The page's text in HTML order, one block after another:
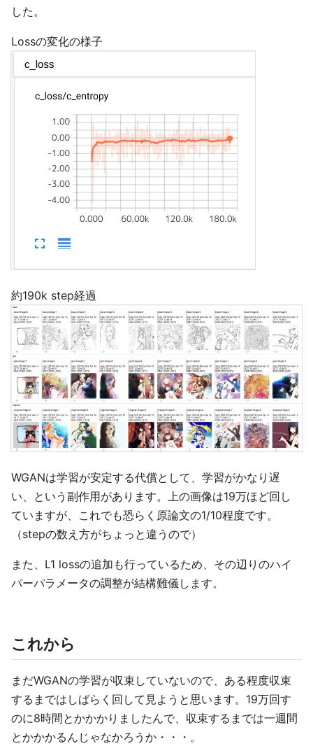
した。
Lossの変化の様子
約190k step経過
WGANは学習が安定する代償として、学習がかなり遅
い、という副作用があります。上の画像は19万ほど回し
ていますが、これでも恐らく原論文の1/10程度です。
（stepの数え方がちょっと違うので）
また、L1 lossの追加も行っているため、その辺りのハイ
パーパラメータの調整が結構難儀します。
これから
まだWGANの学習が収束していないので、ある程度収束
するまではしばらく回して見ようと思います。19万回す
のに8時間とかかかりましたんで、収束するまでは一週間
とかかかるんじゃなかろうか・・・。